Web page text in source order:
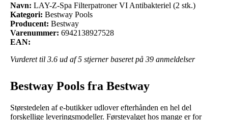
Navn: LAY-Z-Spa Filterpatroner VI Antibakteriel (2 stk.)
Kategori: Bestway Pools
Producent: Bestway
Varenummer: 6942138927528
EAN:
Vurderet til 3.6 ud af 5 stjerner baseret på 39 anmeldelser
Bestway Pools fra Bestway
Størstedelen af e-butikker udlover efterhånden en hel del
forskellige leveringsmodeller. Førstevalget hos mange er for